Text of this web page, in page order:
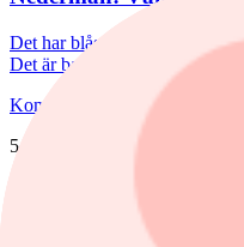
Det har blåst snåla vindar runt
Det är bara delvis befogat av
Kommentar
Aktieanalys
5 augusti, 15:50
Kommentar: Kan
lönsamma som